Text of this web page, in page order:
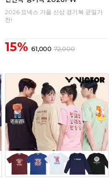
2026 요넥스 가을 신상 경기복 균일가
전!
15% 61,000 72,000